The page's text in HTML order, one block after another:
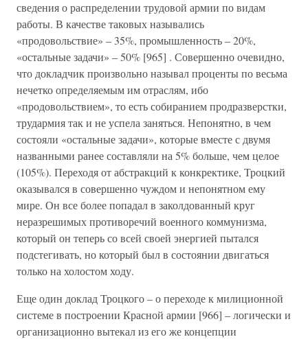
сведения о распределении трудовой армии по видам
работы. В качестве таковых назывались
«продовольствие» – 35%, промышленность – 20%,
«остальные задачи» – 50% [965] . Совершенно очевидно,
что докладчик произвольно называл проценты по весьма
нечетко определяемым им отраслям, ибо
«продовольствием», то есть собиранием продразверстки,
трудармия так и не успела заняться. Непонятно, в чем
состояли «остальные задачи», которые вместе с двумя
названными ранее составляли на 5% больше, чем целое
(105%). Переходя от абстракций к конкректике, Троцкий
оказывался в совершенно чуждом и непонятном ему
мире. Он все более попадал в заколдованный круг
неразрешимых противоречий военного коммунизма,
который он теперь со всей своей энергией пытался
подстегивать, но который был в состоянии двигаться
только на холостом ходу.
Еще один доклад Троцкого – о переходе к милиционной
системе в построении Красной армии [966] – логически и
организационно вытекал из его же концепции